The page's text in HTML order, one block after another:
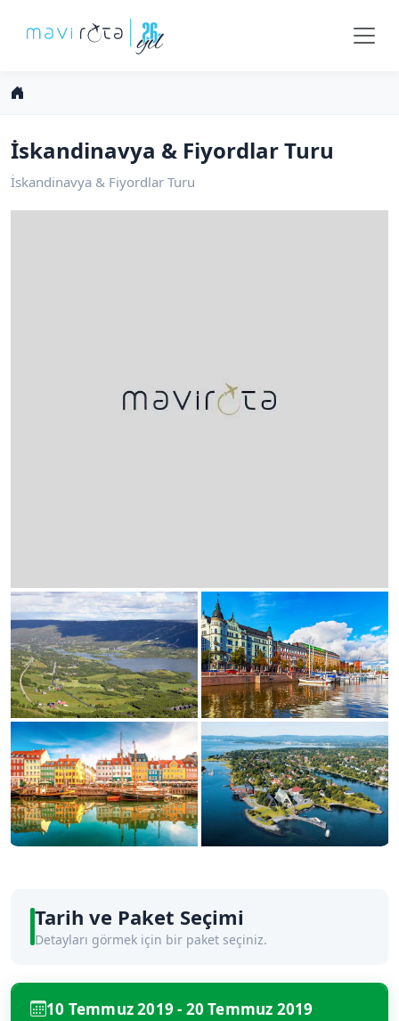
İskandinavya & Fiyordlar Turu
İskandinavya & Fiyordlar Turu
Tarih ve Paket Seçimi
Detayları görmek için bir paket seçiniz.
10 Temmuz 2019 - 20 Temmuz 2019